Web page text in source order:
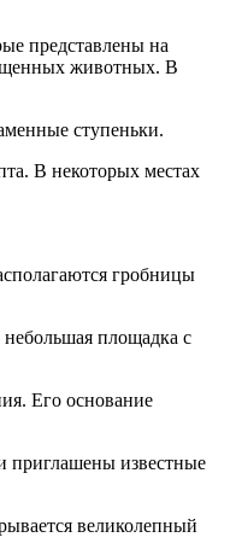
представлены на
животных. В
ступеньки.
В некоторых местах
гробницы
площадка с
Его основание
приглашены известные
великолепный